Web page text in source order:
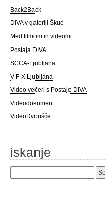
Back2Back
DIVA v galeriji Škuc
Med filmom in videom
Postaja DIVA
SCCA-Ljubljana
V-F-X Ljubljana
Video večeri s Postajo DIVA
Videodokument
VideoDvorišče
iskanje
for: